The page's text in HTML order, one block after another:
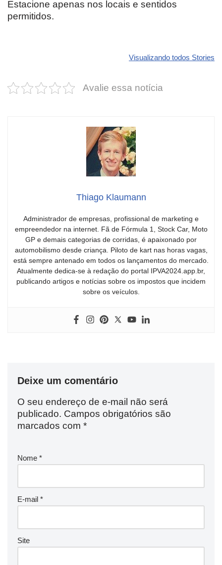
Estacione apenas nos locais e sentidos
permitidos.
Visualizando todos Stories
2025!
Dodge pode ter
de emoção
que
Avalie essa notícia
Thiago Klaumann
Administrador de empresas, profissional de marketing e
empreendedor na internet. Fã de Fórmula 1, Stock Car, Moto
GP e demais categorias de corridas, é apaixonado por
automobilismo desde criança. Piloto de kart nas horas vagas,
está sempre antenado em todos os lançamentos do mercado.
Atualmente dedica-se à redação do portal IPVA2024.app.br,
publicando artigos e notícias sobre os impostos que incidem
sobre os veículos.
Deixe um comentário
O seu endereço de e-mail não será
publicado. Campos obrigatórios são
marcados com *
Nome *
E-mail *
Site